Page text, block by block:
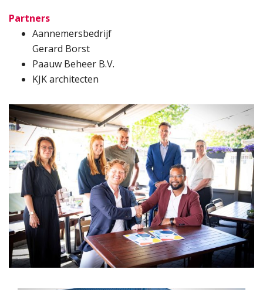
Partners
Aannemersbedrijf
Gerard Borst
Paauw Beheer B.V.
KJK architecten